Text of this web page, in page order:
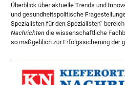
Überblick über aktuelle Trends und
und gesundheitspolitische
Spezialisten für den Spezialisten“
Nachrichten die wissenschaftliche
so maßgeblich zur Erfolgssicherung der